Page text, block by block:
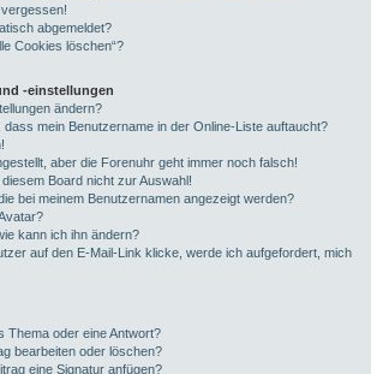
abgemeldet?
Cookies löschen“?
-einstellungen
ändern?
mein Benutzername in der Online-Liste auftaucht?
aber die Forenuhr geht immer noch falsch!
Board nicht zur Auswahl!
bei meinem Benutzernamen angezeigt werden?
kann ich ihn ändern?
auf den E-Mail-Link klicke, werde ich aufgefordert, mich
Thema oder eine Antwort?
bearbeiten oder löschen?
eine Signatur anfügen?